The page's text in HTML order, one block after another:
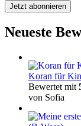
Neueste
Koran für
Bewertet mit
von Sofia